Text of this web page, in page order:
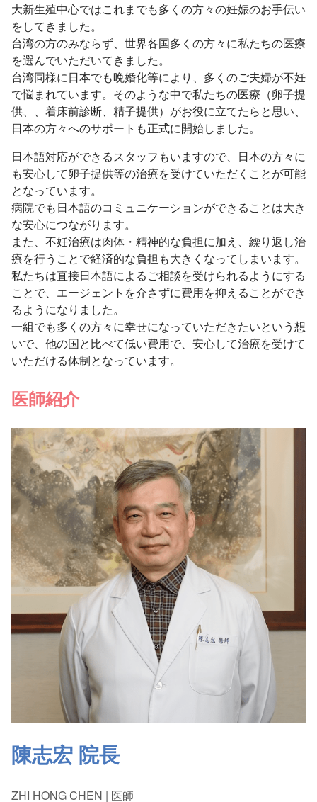
大新生殖中心ではこれまでも多くの方々の妊娠のお手伝い
をしてきました。
台湾の方のみならず、世界各国多くの方々に私たちの医療
を選んでいただいてきました。
台湾同様に日本でも晩婚化等により、多くのご夫婦が不妊
で悩まれています。そのような中で私たちの医療（卵子提
供、、着床前診断、精子提供）がお役に立てたらと思い、
日本の方々へのサポートも正式に開始しました。
日本語対応ができるスタッフもいますので、日本の方々に
も安心して卵子提供等の治療を受けていただくことが可能
となっています。
病院でも日本語のコミュニケーションができることは大き
な安心につながります。
また、不妊治療は肉体・精神的な負担に加え、繰り返し治
療を行うことで経済的な負担も大きくなってしまいます。
私たちは直接日本語によるご相談を受けられるようにする
ことで、エージェントを介さずに費用を抑えることができ
るようになりました。
一組でも多くの方々に幸せになっていただきたいという想
いで、他の国と比べて低い費用で、安心して治療を受けて
いただける体制となっています。
医師紹介
陳志宏 院長
ZHI HONG CHEN | 医師